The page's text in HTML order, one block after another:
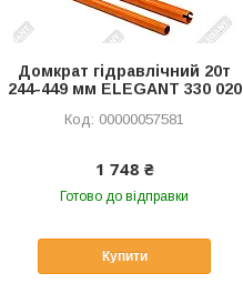
Домкрат гідравлічний 20т
244-449 мм ELEGANT 330 020
00000057581
1 748 ₴
Готово до відправки
Купити